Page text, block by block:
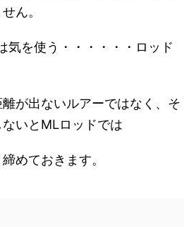
ん。
気を使う・・・・・・ロッド
が出ないルアーではなく、そ
いとMLロッドでは
めておきます。